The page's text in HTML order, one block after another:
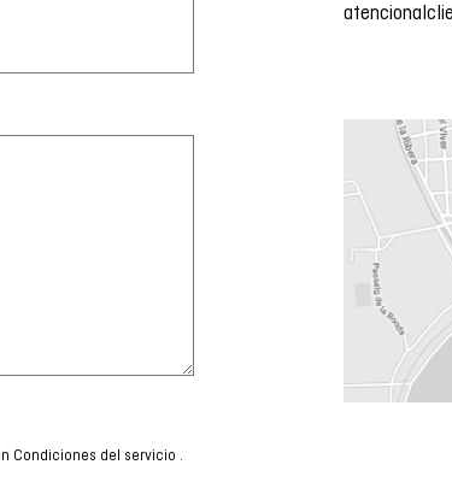
Condiciones del servicio .